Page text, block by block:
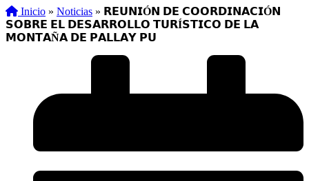
Inicio » Noticias » 𝗥𝗘𝗨𝗡𝗜Ó𝗡 𝗗𝗘 𝗖𝗢𝗢𝗥𝗗𝗜𝗡𝗔𝗖𝗜Ó𝗡
𝗦𝗢𝗕𝗥𝗘 𝗘𝗟 𝗗𝗘𝗦𝗔𝗥𝗥𝗢𝗟𝗟𝗢 𝗧𝗨𝗥Í𝗦𝗧𝗜𝗖𝗢 𝗗𝗘 𝗟𝗔
𝗠𝗢𝗡𝗧𝗔Ñ𝗔 𝗗𝗘 𝗣𝗔𝗟𝗟𝗔𝗬 𝗣𝗨